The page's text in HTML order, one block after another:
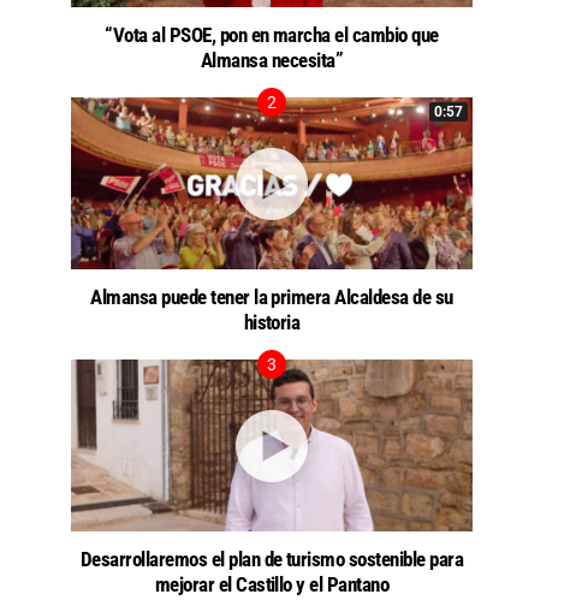
“Vota al PSOE, pon en marcha el cambio que
Almansa necesita”
0:57
Almansa puede tener la primera Alcaldesa de su
historia
Desarrollaremos el plan de turismo sostenible para
mejorar el Castillo y el Pantano